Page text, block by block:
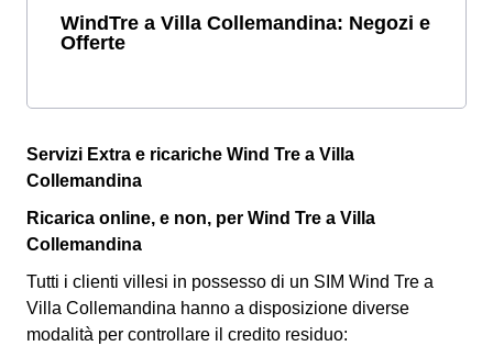
WindTre a Villa Collemandina: Negozi e
Offerte
Servizi Extra e ricariche Wind Tre a Villa
Collemandina
Ricarica online, e non, per Wind Tre a Villa
Collemandina
Tutti i clienti villesi in possesso di un SIM Wind Tre a
Villa Collemandina hanno a disposizione diverse
modalità per controllare il credito residuo: